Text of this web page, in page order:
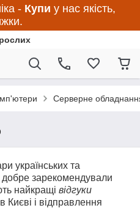
- Купи у нас якість,
Серверне
українських та
добре зарекомендували
найкращі відгуки
Києві і відправлення